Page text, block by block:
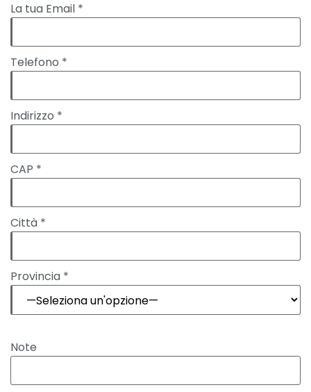
La tua Email *
Telefono *
Indirizzo *
CAP *
Città *
Provincia *
Note